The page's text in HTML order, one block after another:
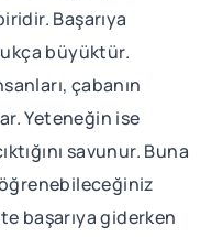
Başarıya
büyüktür.
çabanın
Yeteneğin ise
savunur. Buna
öğrenebileceğiniz
başarıya giderken